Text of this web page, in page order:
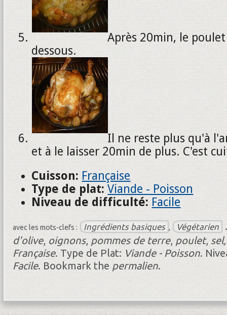
Après 20min, le
dessous.
Il ne reste plus qu'à
et à le laisser 20min de plus. C'est
Cuisson: Française
Type de plat: Viande - Poisson
Niveau de difficulté: Facile
avec les mots-clefs : Ingrédients basiques , Végétarien
d'olive, oignons, pommes de terre, poulet,
Française. Type de Plat: Viande - Poisson.
Facile. Bookmark the permalien.